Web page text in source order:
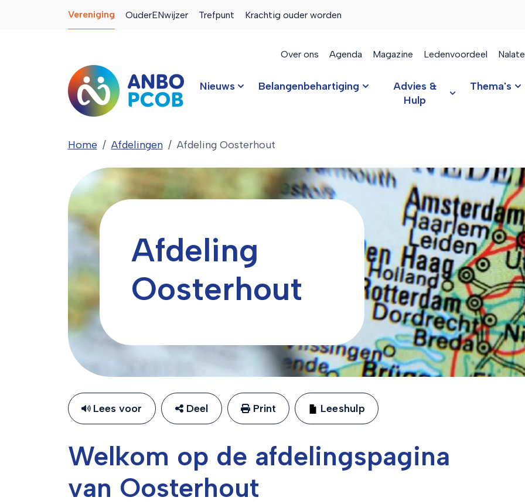
Vereniging OuderENwijzer Trefpunt Krachtig ouder worden
Over ons Agenda Magazine Ledenvoordeel
Nieuws Belangenbehartiging
Advies &
Hulp
Thema's
Home Afdelingen Afdeling Oosterhout
Afdeling
Oosterhout
Lees voor Deel Print Leeshulp
Welkom op de afdelingspagina
van Oosterhout